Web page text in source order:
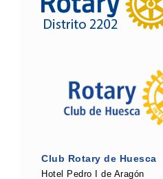
Club Rotary de Huesca
Hotel Pedro I de Aragón